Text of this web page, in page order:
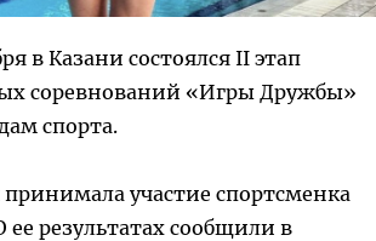
в Казани состоялся II этап
соревнований «Игры Дружбы»
спорта.
принимала участие спортсменка
ее результатах сообщили в